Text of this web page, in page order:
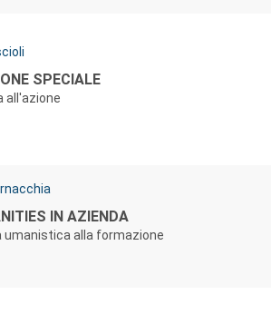
SPECIALE
all'azione
IN AZIENDA
umanistica alla formazione